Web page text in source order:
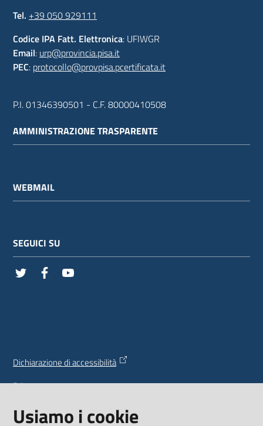
Tel. +39 050 929111
Codice IPA Fatt. Elettronica: UFIWGR
Email: urp@provincia.pisa.it
PEC: protocollo@provpisa.pcertificata.it
P.I. 01346390501 - C.F. 80000410508
AMMINISTRAZIONE TRASPARENTE
WEBMAIL
SEGUICI SU
Twitter Facebook
Dichiarazione di accessibilità
Privacy
Credits
Usiamo i cookie